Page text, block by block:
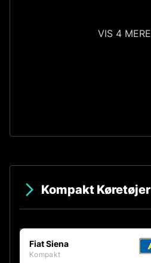
VIS 4 MERE
Kompakt Køretøjer
Fiat Siena
Kompakt